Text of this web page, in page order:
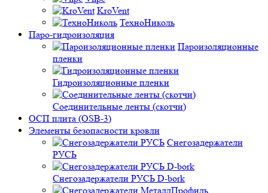
KroVent
ТехноНиколь
Паро-гидроизоляция
Пароизоляционные
пленки
Гидроизоляционные пленки
Соединительные ленты (скотчи)
ОСП плита (OSB-3)
Элементы безопасности кровли
Снегозадержатели
РУСЬ
Снегозадержатели РУСЬ D-bork